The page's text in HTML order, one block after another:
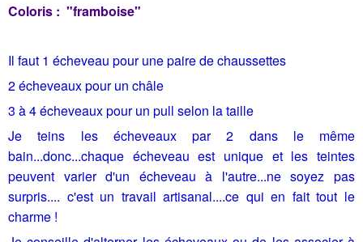
Coloris : "framboise"
Il faut 1 écheveau pour une paire de chaussettes
2 écheveaux pour un châle
3 à 4 écheveaux pour un pull selon la taille
Je teins les écheveaux par 2 dans le même
bain...donc...chaque écheveau est unique et les teintes
peuvent varier d'un écheveau à l'autre...ne soyez pas
surpris.... c'est un travail artisanal....ce qui en fait tout le
charme !